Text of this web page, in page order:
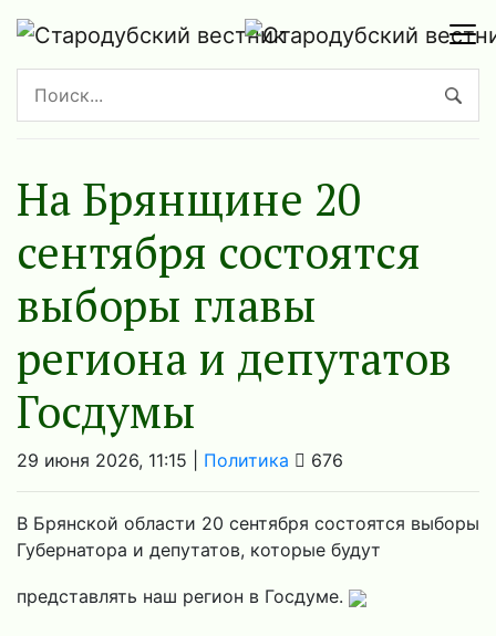
На Брянщине 20
сентября состоятся
выборы главы
региона и депутатов
Госдумы
29 июня 2026, 11:15 | Политика 676
В Брянской области 20 сентября состоятся выборы
Губернатора и депутатов, которые будут
представлять наш регион в Госдуме.